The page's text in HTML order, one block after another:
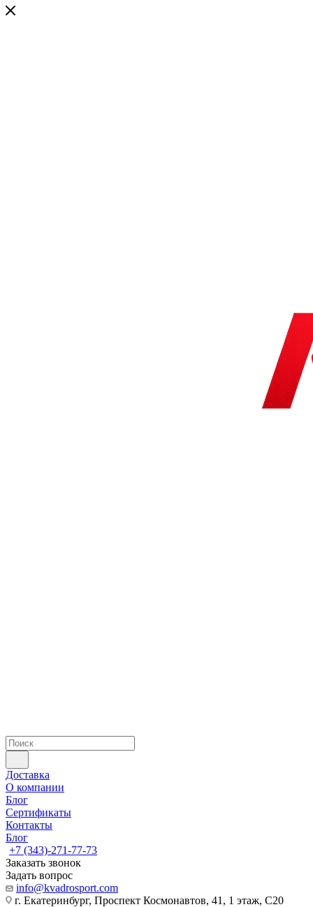
Доставка
О компании
Блог
Сертификаты
Контакты
Блог
+7 (343)-271-77-73
Заказать звонок
Задать вопрос
info@kvadrosport.com
г. Екатеринбург, Проспект Космонавтов, 41, 1 этаж, С20